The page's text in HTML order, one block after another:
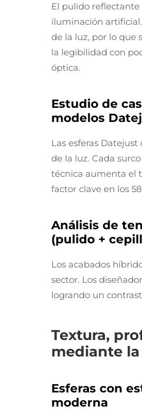
El pulido
iluminación
de la luz, por lo que
la legibilidad con
óptica.
Estudio de
modelos
Las esferas
de la luz. Cada
técnica aumenta el
factor clave en los
Análisis de
(pulido +
Los acabados
sector. Los
logrando un
Textura,
mediante
Esferas con
moderna